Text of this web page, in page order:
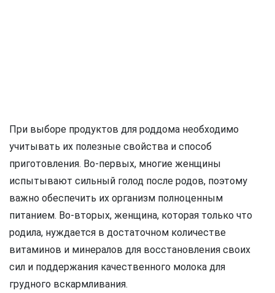
При выборе продуктов для роддома необходимо
учитывать их полезные свойства и способ
приготовления. Во-первых, многие женщины
испытывают сильный голод после родов, поэтому
важно обеспечить их организм полноценным
питанием. Во-вторых, женщина, которая только что
родила, нуждается в достаточном количестве
витаминов и минералов для восстановления своих
сил и поддержания качественного молока для
грудного вскармливания.